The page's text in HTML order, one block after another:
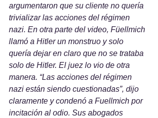
argumentaron que su cliente no quería
trivializar las acciones del régimen
nazi. En otra parte del video, Füellmich
llamó a Hitler un monstruo y solo
quería dejar en claro que no se trataba
solo de Hitler. El juez lo vio de otra
manera. “Las acciones del régimen
nazi están siendo cuestionadas”, dijo
claramente y condenó a Fuellmich por
incitación al odio. Sus abogados